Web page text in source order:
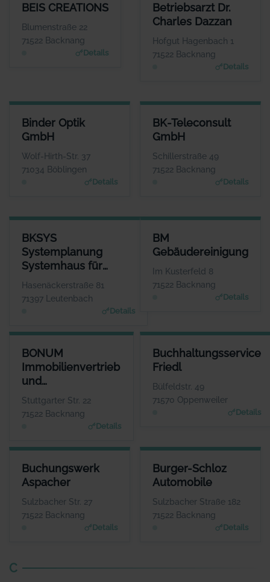
BEIS CREATIONS
Blumenstraße 22
71522 Backnang
Details
BEIS CREATIONS
Herr Georg Beis
www.beis-creations.co
m
Betriebsarzt Dr.
Charles Dazzan
Hofgut Hagenbach 1
71522 Backnang
Details
BETRIEBSARZT DR. CHARLES
Herr Charles
www.hausarztpraxis-
Binder Optik
GmbH
Wolf-Hirth-Str. 37
71034 Böblingen
Details
BINDER OPTIK GMBH
ANSPRECHPARTNER
Herr Helmut Baur
WEBSITE
www.binder-optik.de
BK-Teleconsult
GmbH
Schillerstraße 49
71522 Backnang
Details
BK-TELECONSULT GMBH
ANSPRECHPARTNER
Herr Martin Götzer
www.bk-teleconsult.de
BKSYS
Systemplanung
Systemhaus für
Anwendungssoftware
Hasenäckerstraße 81
71397 Leutenbach
Details
BKSYS SYSTEMPLANUNG SYSTEMHAUS FÜR
Herr Bernd
www.bksys-
BM
Gebäudereinigung
Im Kusterfeld 8
71522 Backnang
Details
BM GEBÄUDEREINIGUNG
ANSPRECHPARTNER
Herr Tihomir
Beganovic
www.bmreinigung.de
BONUM
Immobilienvertrieb
und
Projektentwicklung
GmbH
Stuttgarter Str. 22
71522 Backnang
Details
BONUM IMMOBILIENVERTRIEB UND PROJEKTENTWICKLUNG
www.bonum-
Buchhaltungsservice
Friedl
Bülfeldstr. 49
71570 Oppenweiler
Details
BUCHHALTUNGSSERVICE
Buchungswerk
Aspacher
Sulzbacher Str. 27
71522 Backnang
Details
BUCHUNGSWERK ASPACHER
ANSPRECHPARTNER
Frau Isabel Aspacher
www.aspacher-buchungsw
Burger-Schloz
Automobile
Sulzbacher Straße 182
71522 Backnang
Details
BURGER-SCHLOZ
Herr Wolfgang
www.burgerschloz.de
C